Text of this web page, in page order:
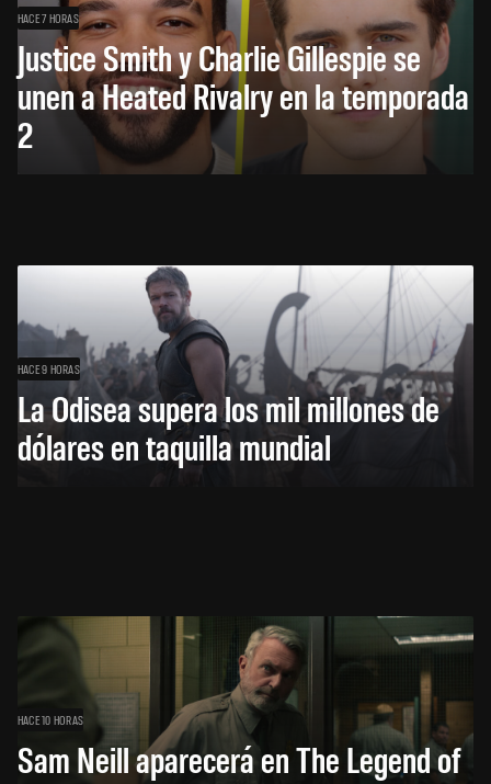
HACE 7 HORAS
Justice Smith y Charlie Gillespie se
unen a Heated Rivalry en la temporada
2
HACE 9 HORAS
La Odisea supera los mil millones de
dólares en taquilla mundial
HACE 10 HORAS
Sam Neill aparecerá en The Legend of